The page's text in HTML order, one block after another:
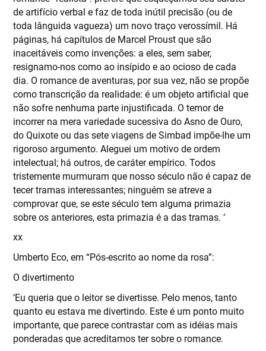
de artifício verbal e faz de toda inútil precisão (ou de
toda lânguida vagueza) um novo traço verossímil. Há
páginas, há capítulos de Marcel Proust que são
inaceitáveis como invenções: a eles, sem saber,
resignamo-nos como ao insípido e ao ocioso de cada
dia. O romance de aventuras, por sua vez, não se propõe
como transcrição da realidade: é um objeto artificial que
não sofre nenhuma parte injustificada. O temor de
incorrer na mera variedade sucessiva do Asno de Ouro,
do Quixote ou das sete viagens de Simbad impõe-lhe um
rigoroso argumento. Aleguei um motivo de ordem
intelectual; há outros, de caráter empírico. Todos
tristemente murmuram que nosso século não é capaz de
tecer tramas interessantes; ninguém se atreve a
comprovar que, se este século tem alguma primazia
sobre os anteriores, esta primazia é a das tramas. ‘
xx
Umberto Eco, em “Pós-escrito ao nome da rosa”:
O divertimento
‘Eu queria que o leitor se divertisse. Pelo menos, tanto
quanto eu estava me divertindo. Este é um ponto muito
importante, que parece contrastar com as idéias mais
ponderadas que acreditamos ter sobre o romance.